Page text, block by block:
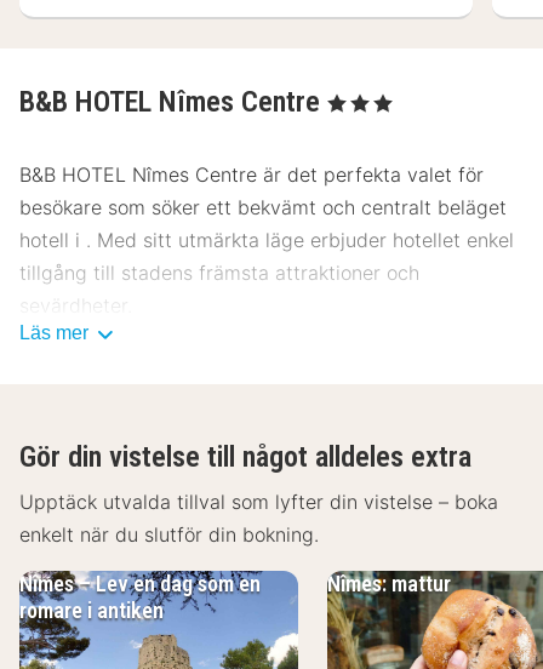
B&B HOTEL Nîmes Centre , 3 Stjärnor
B&B HOTEL Nîmes Centre är det perfekta valet för
besökare som söker ett bekvämt och centralt beläget
hotell i . Med sitt utmärkta läge erbjuder hotellet enkel
tillgång till stadens främsta attraktioner och
sevärdheter.
promenad från stadens centrum och nära till viktiga
landmärken som den historiska arenan och Nîmes
katedral. Området erbjuder också ett brett utbud av
med kollektivtrafik finns det bra buss- och
tågförbindelser, och för de som kommer med bil finns
det parkeringsmöjligheter i närheten.
Läs mer
Gör din vistelse till något alldeles extra
Upptäck utvalda tillval som lyfter din vistelse – boka
enkelt när du slutför din bokning.
Nîmes – Lev en dag som en
romare i antiken
Nîmes: mattur